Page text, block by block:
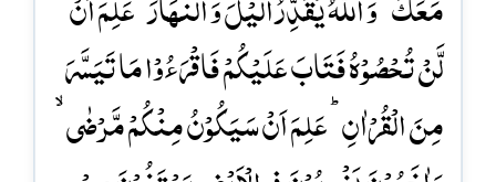
لَّنۡ تُحۡصُوۡہُ فَتَابَ عَلَیۡکُمۡ فَاقۡرَءُوۡا مَا تَیَسَّرَ
مِنَ الۡقُرۡاٰنِ ؕ عَلِمَ اَنۡ سَیَکُوۡنُ مِنۡکُمۡ مَّرۡضٰی ۙ